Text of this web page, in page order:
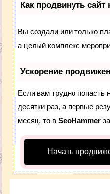
Как продвинуть
Вы создали или только
а целый комплекс
Ускорение
Если вам трудно попасть
десятки раз, а первые
месяц, то в SeoHammer
Начать